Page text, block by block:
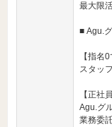
最大限
■ Agu.
【指名
スタッ
【正社
Agu.グ
業務委